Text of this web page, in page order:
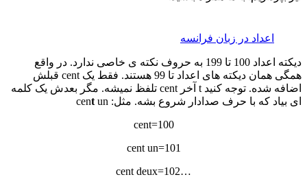
اعداد در زبان فرانسه
دیکته اعداد 100 تا 199 به حروف نکته ی خاصی ندارد. در واقع
همگی همان دیکته های اعداد تا 99 هستند. فقط یک cent قبلش
اضافه شده. توجه کنید t آخر cent تلفظ نمیشه. مگر بعدش یک کلمه
ای بیاد که با حرف صدادار شروع بشه. مثل: cen
t un
100=cent
101=cent un
…102=cent deux